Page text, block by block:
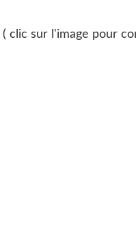
( clic sur l'image pour